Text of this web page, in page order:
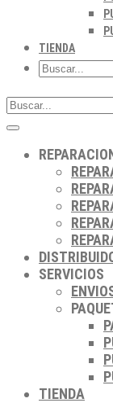
TIENDA
SERVICIOS
TIENDA